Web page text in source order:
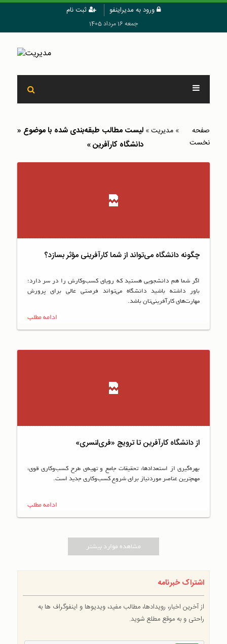
ورود به مدیراینفو ثبت نام
جمعه 16 مرداد 1405
صفحه
نخست
» مدیریت» لیست مطالب طبقه‌بندی شده با موضوع «
دانشگاه کارآفرین »
چگونه دانشگاه می‌تواند از شما کارآفرینی مؤثر بسازد؟
اگر شما هم دانشجویی هستید که رویای کسب‌وکارش را در سر دارد؛
باور داشته باشید دانشگاه می‌تواند فرصتی عالی برای پرورش
مهارت‌های کارآفرینی‌تان باشد.
ادامه مطلب
از دانشگاه کارآفرین تا ترویج «فری‌لنسری»
بهره‌گیری از استعدادها، تحقیقات جامع و تهیه‌ی طرح کسب‌وکاری قوی،
مهم‌ترین عناصر موردنیاز برای شروع کسب‌وکاری جدید است.
ادامه مطلب
مشاهده موارد بیشتر
اشتراک خبرنامه
از آخرین اخبار، رویدادها، مطالب مفید، ویدیوها و اینفوگراف ها به
راحتی و به موقع مطلع شوید.